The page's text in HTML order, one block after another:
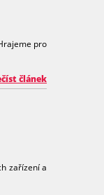
pro
článek
zařízení a